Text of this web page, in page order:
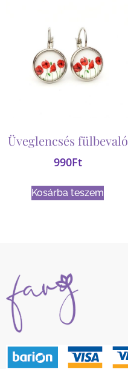
Üveglencsés fülbevaló
990Ft
Kosárba teszem